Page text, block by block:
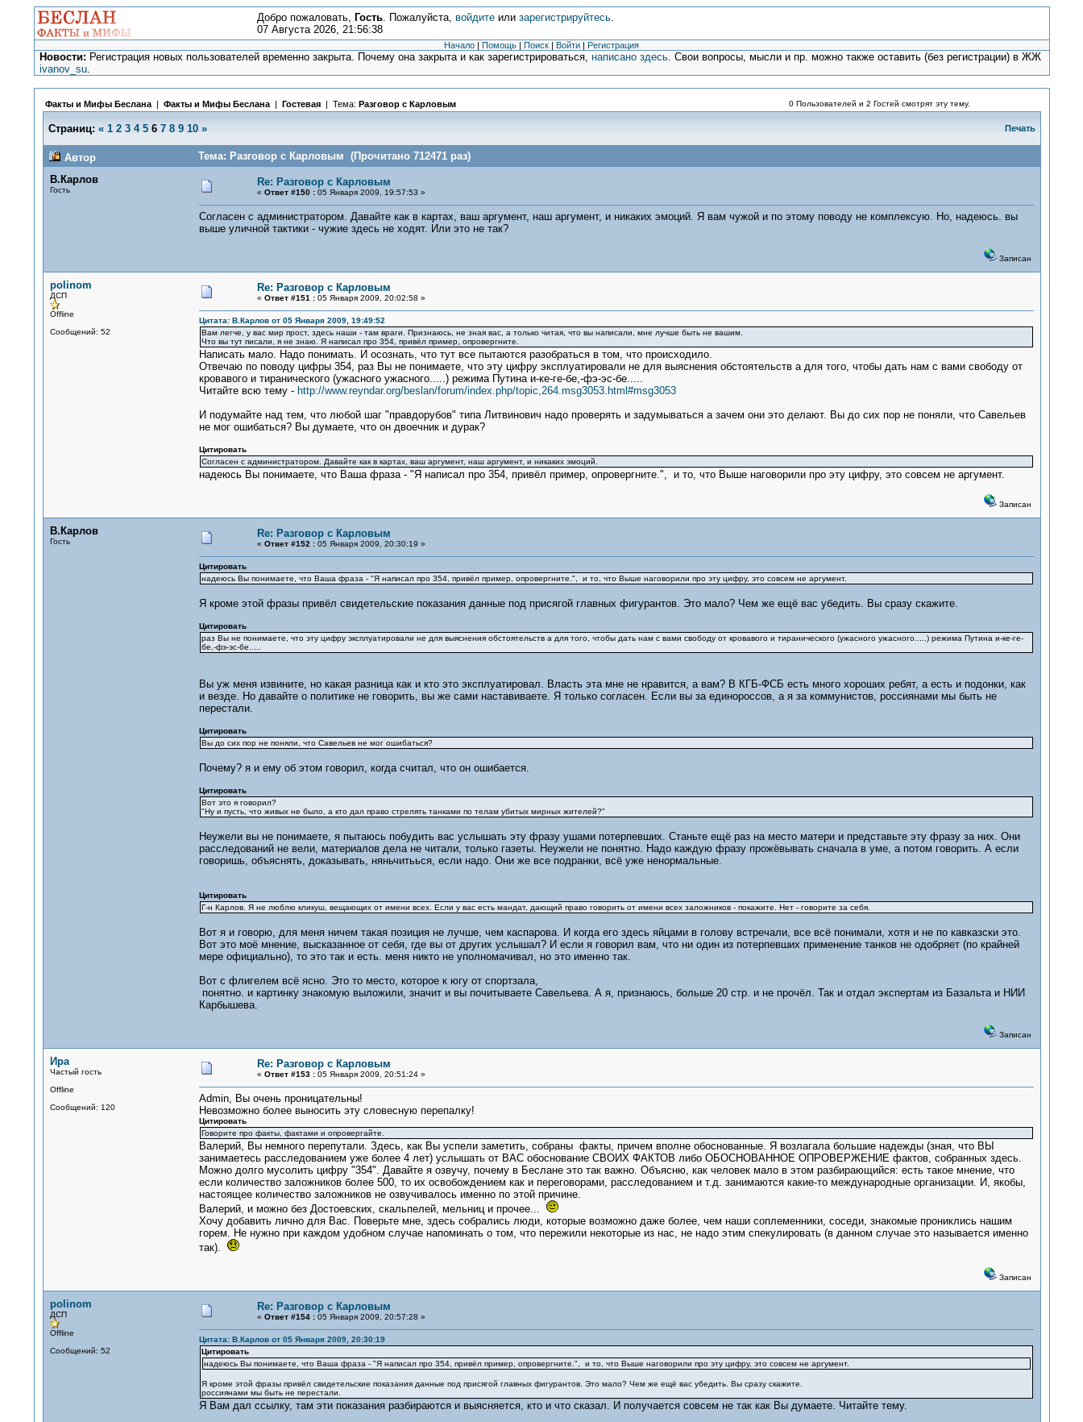
Добро пожаловать, Гость. Пожалуйста, войдитеили зарегистрируйтесь.
07 Августа 2026, 21:56:38
Начало | Помощь | Поиск | Войти | Регистрация
Новости: Регистрация новых пользователей временно закрыта. Почему она закрыта и как зарегистрироваться,написано здесь. Свои вопросы, мысли и пр. можно также оставить (без регистрации) в ЖЖ
ivanov_su.
Факты и Мифы Беслана| Факты и Мифы Беслана| Гостевая | Тема: Разговор с Карловым 0 Пользователей и 2 Гостей смотрят эту тему.
Страниц: « 1 2 3 4 5 6 7 8 9 10 » Печать
Автор
Тема: Разговор с Карловым (Прочитано 712471 раз)
В.Карлов
Гость
Re: Разговор с Карловым
« Ответ #150 :05 Января 2009, 19:57:53 »
Согласен с администратором. Давайте как в картах, ваш аргумент, наш аргумент, и никаких эмоций. Я вам чужой и по этому поводу не комплексую. Но, надеюсь. вы
выше уличной тактики - чужие здесь не ходят. Или это не так?
Записан
polinom
ДСП
Offline
Сообщений: 52
Re: Разговор с Карловым
« Ответ #151 :05 Января 2009, 20:02:58 »
Цитата: В.Карлов от 05 Января 2009, 19:49:52
Вам легче, у вас мир прост, здесь наши - там враги. Признаюсь, не зная вас, а только читая, что вы написали, мне лучше быть не вашим.
Что вы тут писали, я не знаю. Я написал про 354, привёл пример, опровергните.
Написать мало. Надо понимать. И осознать, что тут все пытаются разобраться в том, что происходило.
Отвечаю по поводу цифры 354, раз Вы не понимаете, что эту цифру эксплуатировали не для выяснения обстоятельств а для того, чтобы дать нам с вами свободу от
кровавого и тиранического (ужасного ужасного.....) режима Путина и-ке-ге-бе,-фэ-эс-бе.....
Читайте всю тему - http://www.reyndar.org/beslan/forum/index.php/topic,264.msg3053.html#msg3053
И подумайте над тем, что любой шаг "правдорубов" типа Литвинович надо проверять и задумываться а зачем они это делают. Вы до сих пор не поняли, что Савельев
не мог ошибаться? Вы думаете, что он двоечник и дурак?
Цитировать
Согласен с администратором. Давайте как в картах, ваш аргумент, наш аргумент, и никаких эмоций.
надеюсь Вы понимаете, что Ваша фраза - "Я написал про 354, привёл пример, опровергните.", и то, что Выше наговорили про эту цифру, это совсем не аргумент.
Записан
В.Карлов
Гость
Re: Разговор с Карловым
« Ответ #152 :05 Января 2009, 20:30:19 »
Цитировать
надеюсь Вы понимаете, что Ваша фраза - "Я написал про 354, привёл пример, опровергните.", и то, что Выше наговорили про эту цифру, это совсем не аргумент.
Я кроме этой фразы привёл свидетельские показания данные под присягой главных фигурантов. Это мало? Чем же ещё вас убедить. Вы сразу скажите.
Цитировать
раз Вы не понимаете, что эту цифру эксплуатировали не для выяснения обстоятельств а для того, чтобы дать нам с вами свободу от кровавого и тиранического (ужасного ужасного.....) режима Путина и-ке-ге-
бе,-фэ-эс-бе.....
Вы уж меня извините, но какая разница как и кто это эксплуатировал. Власть эта мне не нравится, а вам? В КГБ-ФСБ есть много хороших ребят, а есть и подонки, как
и везде. Но давайте о политике не говорить, вы же сами наставиваете. Я только согласен. Если вы за единороссов, а я за коммунистов, россиянами мы быть не
перестали.
Цитировать
Вы до сих пор не поняли, что Савельев не мог ошибаться?
Почему? я и ему об этом говорил, когда считал, что он ошибается.
Цитировать
Вот это я говорил?
"Ну и пусть, что живых не было, а кто дал право стрелять танками по телам убитых мирных жителей?"
Неужели вы не понимаете, я пытаюсь побудить вас услышать эту фразу ушами потерпевших. Станьте ещё раз на место матери и представьте эту фразу за них. Они
расследований не вели, материалов дела не читали, только газеты. Неужели не понятно. Надо каждую фразу прожёвывать сначала в уме, а потом говорить. А если
говоришь, объяснять, доказывать, няньчитьься, если надо. Они же все подранки, всё уже ненормальные.
Цитировать
Г-н Карлов. Я не люблю кликуш, вещающих от имени всех. Если у вас есть мандат, дающий право говорить от имени всех заложников - покажите. Нет - говорите за себя.
Вот я и говорю, для меня ничем такая позиция не лучше, чем каспарова. И когда его здесь яйцами в голову встречали, все всё понимали, хотя и не по кавказски это.
Вот это моё мнение, высказанное от себя, где вы от других услышал? И если я говорил вам, что ни один из потерпевших применение танков не одобряет (по крайней
мере официально), то это так и есть. меня никто не уполномачивал, но это именно так.
Вот с флигелем всё ясно. Это то место, которое к югу от спортзала,
понятно. и картинку знакомую выложили, значит и вы почитываете Савельева. А я, признаюсь, больше 20 стр. и не прочёл. Так и отдал экспертам из Базальта и НИИ
Карбышева.
Записан
Ира
Частый гость
Offline
Сообщений: 120
Re: Разговор с Карловым
« Ответ #153 :05 Января 2009, 20:51:24 »
Admin, Вы очень проницательны!
Невозможно более выносить эту словесную перепалку!
Цитировать
Говорите про факты, фактами и опровергайте.
Валерий, Вы немного перепутали. Здесь, как Вы успели заметить, собраны факты, причем вполне обоснованные. Я возлагала большие надежды (зная, что ВЫ
занимаетесь расследованием уже более 4 лет) услышать от ВАС обоснование СВОИХ ФАКТОВ либо ОБОСНОВАННОЕ ОПРОВЕРЖЕНИЕ фактов, собранных здесь.
Можно долго мусолить цифру "354". Давайте я озвучу, почему в Беслане это так важно. Объясню, как человек мало в этом разбирающийся: есть такое мнение, что
если количество заложников более 500, то их освобождением как и переговорами, расследованием и т.д. занимаются какие-то международные организации. И, якобы,
настоящее количество заложников не озвучивалось именно по этой причине.
Валерий, и можно без Достоевских, скальпелей, мельниц и прочее...
Хочу добавить лично для Вас. Поверьте мне, здесь собрались люди, которые возможно даже более, чем наши соплеменники, соседи, знакомые прониклись нашим
горем. Не нужно при каждом удобном случае напоминать о том, что пережили некоторые из нас, не надо этим спекулировать (в данном случае это называется именно
так).
Записан
polinom
ДСП
Offline
Сообщений: 52
Re: Разговор с Карловым
« Ответ #154 :05 Января 2009, 20:57:28 »
Цитата: В.Карлов от 05 Января 2009, 20:30:19
Цитировать
надеюсь Вы понимаете, что Ваша фраза - "Я написал про 354, привёл пример, опровергните.", и то, что Выше наговорили про эту цифру, это совсем не аргумент.
Я кроме этой фразы привёл свидетельские показания данные под присягой главных фигурантов. Это мало? Чем же ещё вас убедить. Вы сразу скажите.
россиянами мы быть не перестали.
Я Вам дал ссылку, там эти показания разбираются и выясняется, кто и что сказал. И получается совсем не так как Вы думаете. Читайте тему.